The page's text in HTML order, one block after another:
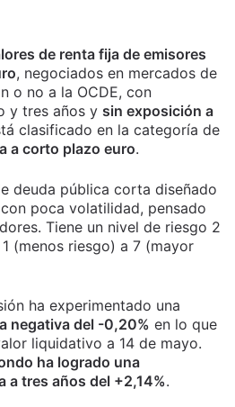
de renta fija de emisores
, negociados en mercados de
o no a la OCDE, con
y tres años y sin exposición a
clasificado en la categoría de
a corto plazo euro.
deuda pública corta diseñado
poca volatilidad, pensado
Tiene un nivel de riesgo 2
(menos riesgo) a 7 (mayor
ha experimentado una
negativa del -0,20% en lo que
liquidativo a 14 de mayo.
ha logrado una
a tres años del +2,14%.